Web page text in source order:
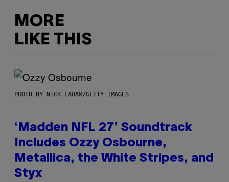
MORE
LIKE THIS
PHOTO BY NICK LAHAM/GETTY IMAGES
‘Madden NFL 27’ Soundtrack
Includes Ozzy Osbourne,
Metallica, the White Stripes, and
Styx